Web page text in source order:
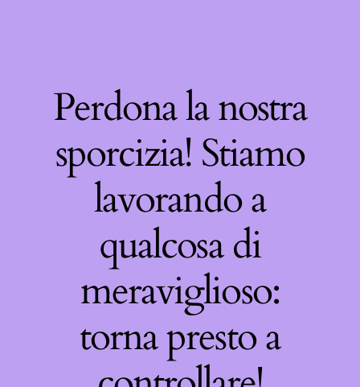
Perdona la nostra
sporcizia! Stiamo
lavorando a
qualcosa di
meraviglioso:
torna presto a